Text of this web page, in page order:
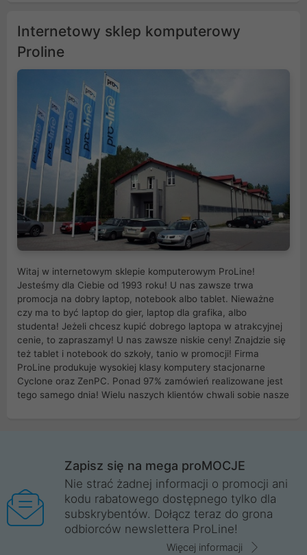
Internetowy sklep komputerowy
Proline
Witaj w internetowym sklepie komputerowym ProLine!
Jesteśmy dla Ciebie od 1993 roku! U nas zawsze trwa
promocja na dobry laptop, notebook albo tablet. Nieważne
czy ma to być laptop do gier, laptop dla grafika, albo
studenta! Jeżeli chcesz kupić dobrego laptopa w atrakcyjnej
cenie, to zapraszamy! U nas zawsze niskie ceny! Znajdzie się
też tablet i notebook do szkoły, tanio w promocji! Firma
ProLine produkuje wysokiej klasy komputery stacjonarne
Cyclone oraz ZenPC. Ponad 97% zamówień realizowane jest
tego samego dnia! Wielu naszych klientów chwali sobie nasze
Wrocław, Poznań, Legnica, Katowice, Gliwice, Kalisz, Bytom,
Trzebnica, Opole. Szybka i profesjonalna obsługa!
ProLine to polska firma ze 100% polskim kapitałem. Działamy
legalnie i płacimy podatki w naszym kraju! Posiadamy siedzibę
główną w Mirkowie oraz salony na terenie kraju. Cała
komunikacja ze sklepem komputerowym ProLine jest
Zapisz się na mega proMOCJE
Nie strać żadnej informacji o promocji ani
kodu rabatowego dostępnego tylko dla
subskrybentów. Dołącz teraz do grona
odbiorców newslettera ProLine!
Więcej informacji